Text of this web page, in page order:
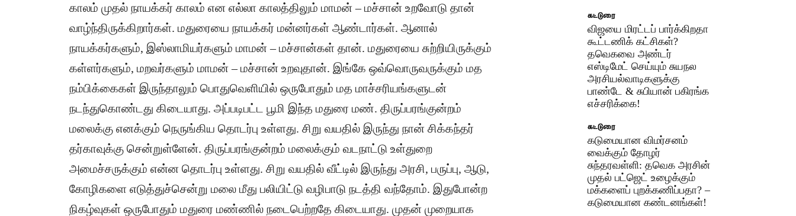
காலம் முதல் நாயக்கர் காலம் என எல்லா காலத்திலும் மாமன் – மச்சான் உறவோடு தான்
வாழ்ந்திருக்கிறார்கள். மதுரையை நாயக்கர் மன்னர்கள் ஆண்டார்கள். ஆனால்
நாயக்கர்களும், இஸ்லாமியர்களும் மாமன் – மச்சான்கள் தான். மதுரையை சுற்றியிருக்கும்
கள்ளர்களும், மறவர்களும் மாமன் – மச்சான் உறவுதான். இங்கே ஒவ்வொருவருக்கும் மத
நம்பிக்கைகள் இருந்தாலும் பொதுவெளியில் ஒருபோதும் மத மாச்சரியங்களுடன்
நடந்துகொண்டது கிடையாது. அப்படிபட்ட பூமி இந்த மதுரை மண். திருப்பரங்குன்றம்
மலைக்கு எனக்கும் நெருங்கிய தொடர்பு உள்ளது. சிறு வயதில் இருந்து நான் சிக்கந்தர்
தர்காவுக்கு சென்றுள்ளேன். திருப்பரங்குன்றம் மலைக்கும் வடநாட்டு உள்துறை
அமைச்சருக்கும் என்ன தொடர்பு உள்ளது. சிறு வயதில் வீட்டில் இருந்து அரசி, பருப்பு, ஆடு,
கோழிகளை எடுத்துச்சென்று மலை மீது பலியிட்டு வழிபாடு நடத்தி வந்தோம். இதுபோன்ற
நிகழ்வுகள் ஒருபோதும் மதுரை மண்ணில் நடைபெற்றதே கிடையாது. முதன் முறையாக
கட்டுரை
விஜயை மிரட்டப் பார்க்கிறதா
கூட்டணிக் கட்சிகள்?
தவெகவை அண்டர்
எஸ்டிமேட் செய்யும் சுயநல
அரசியல்வாடிகளுக்கு
பாண்டே & சுபியான் பகிரங்க
எச்சரிக்கை!
கட்டுரை
கடுமையான விமர்சனம்
வைக்கும் தோழர்
சுந்தரவள்ளி: தவெக அரசின்
முதல் பட்ஜெட் உழைக்கும்
மக்களைப் புறக்கணிப்பதா? –
கடுமையான கண்டனங்கள்!